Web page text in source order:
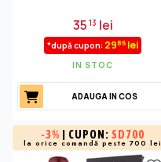
3513 lei
*după cupon: 2986 lei
IN STOC
ADAUGA IN COS
-3% | CUPON: SD700
la orice comandă peste 700 lei